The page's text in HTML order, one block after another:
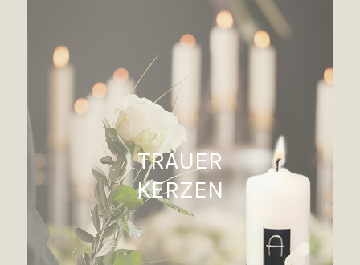
TRAUER
KERZEN